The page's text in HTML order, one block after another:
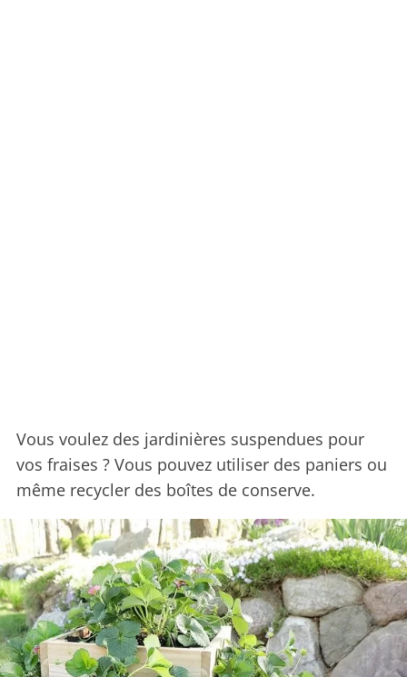
Vous voulez des jardinières suspendues pour
vos fraises ? Vous pouvez utiliser des paniers ou
même recycler des boîtes de conserve.